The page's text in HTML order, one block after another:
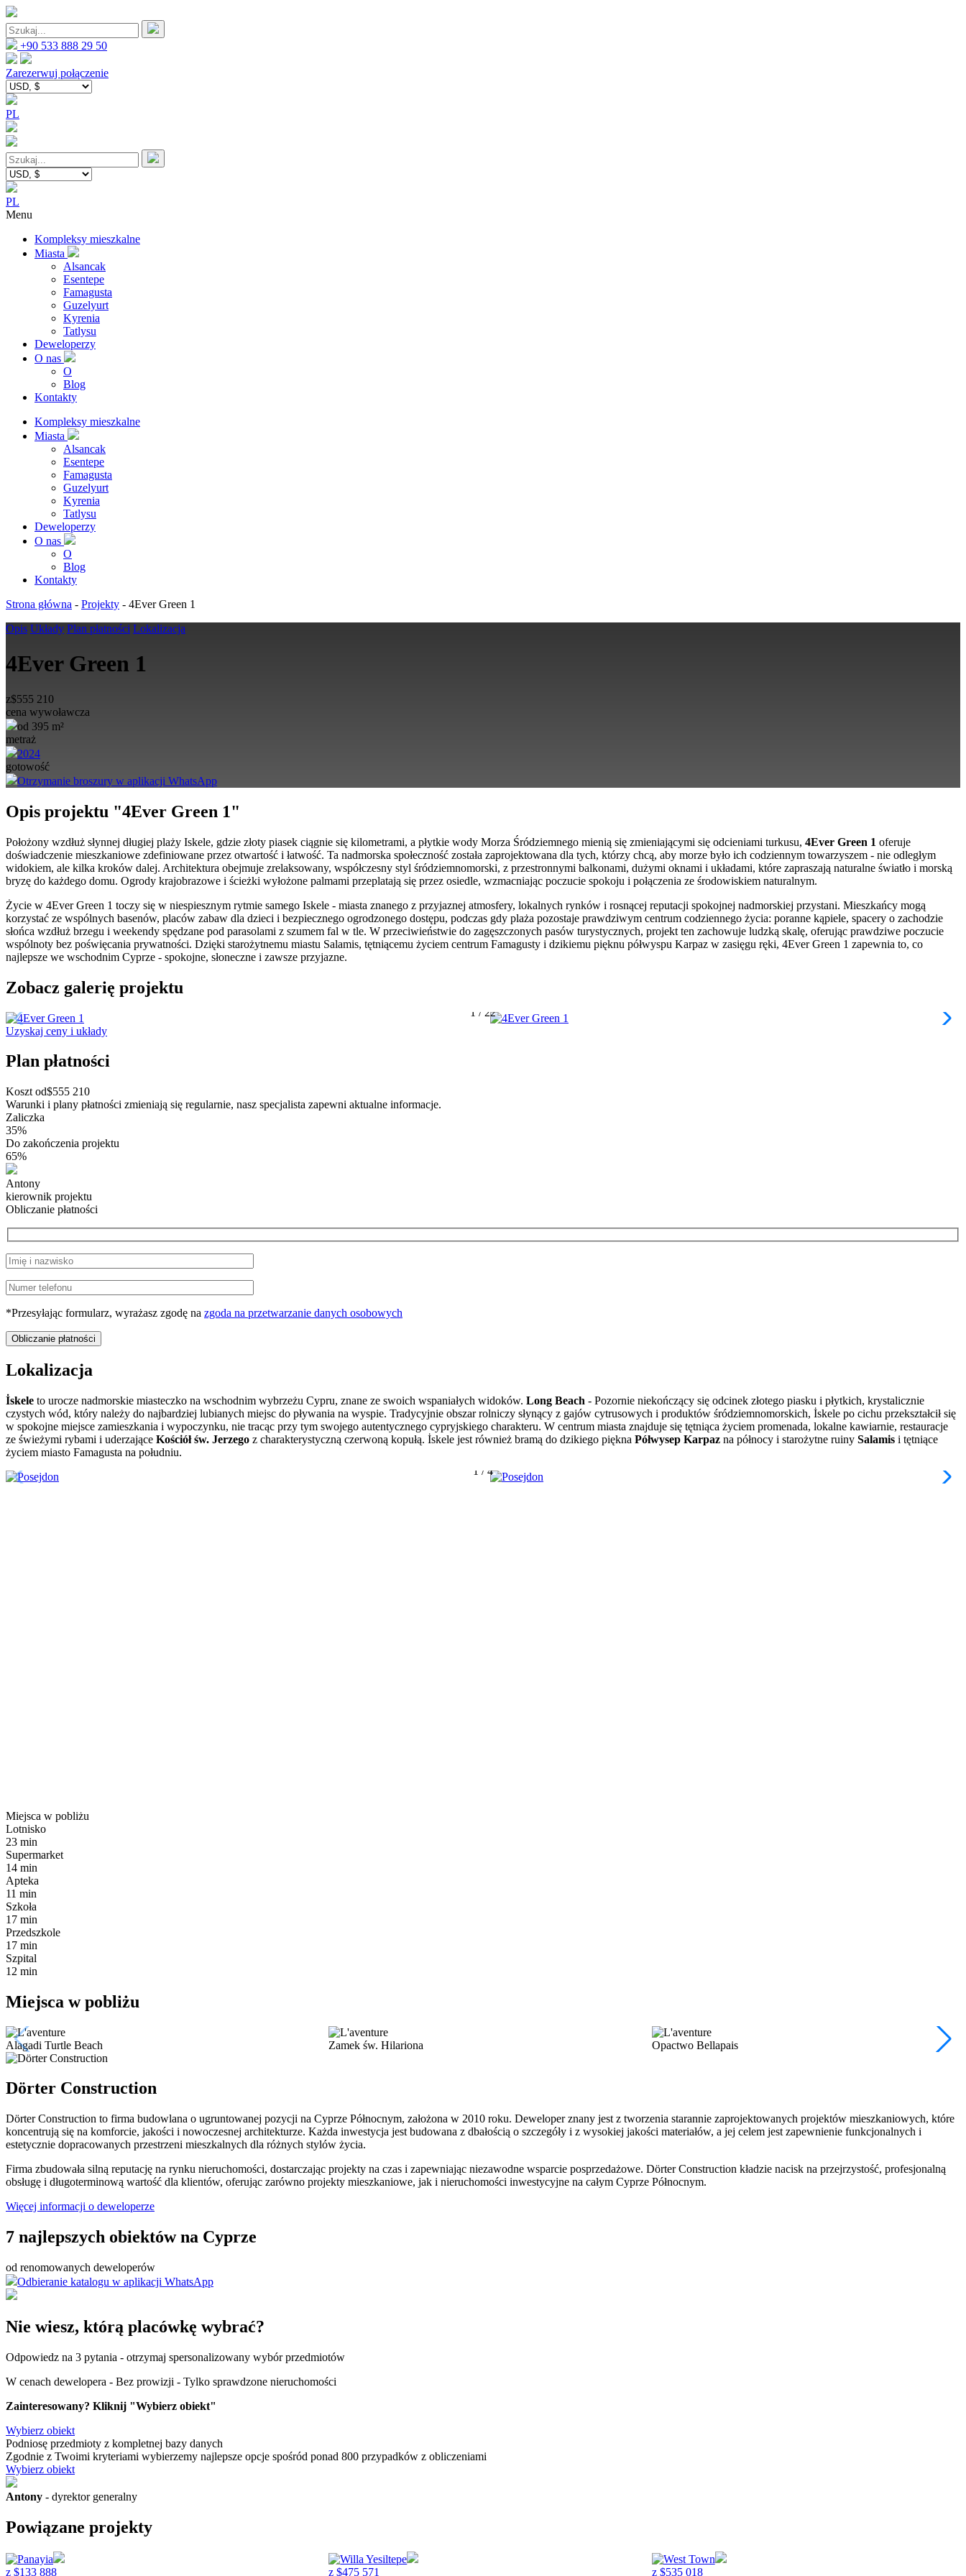
+90 533 888 29 50
Zarezerwuj połączenie
PL
PL
Menu
Kompleksy mieszkalne
Miasta
Alsancak
Esentepe
Famagusta
Guzelyurt
Kyrenia
Tatlysu
Deweloperzy
O nas
O
Blog
Kontakty
Kompleksy mieszkalne
Miasta
Alsancak
Esentepe
Famagusta
Guzelyurt
Kyrenia
Tatlysu
Deweloperzy
O nas
O
Blog
Kontakty
Strona główna - Projekty - 4Ever Green 1
Opis Układy Plan płatności Lokalizacja
4Ever Green 1
z$555 210
cena wywoławcza
od 395 m²
metraż
2024
gotowość
Otrzymanie broszury w aplikacji WhatsApp
Opis projektu "4Ever Green 1"
Położony wzdłuż słynnej długiej plaży Iskele, gdzie złoty piasek ciągnie się kilometrami, a płytkie wody Morza Śródziemnego mienią się zmieniającymi się odcieniami turkusu, 4Ever Green 1 oferuje
doświadczenie mieszkaniowe zdefiniowane przez otwartość i łatwość. Ta nadmorska społeczność została zaprojektowana dla tych, którzy chcą, aby morze było ich codziennym towarzyszem - nie odległym
widokiem, ale kilka kroków dalej. Architektura obejmuje zrelaksowany, współczesny styl śródziemnomorski, z przestronnymi balkonami, dużymi oknami i układami, które zapraszają naturalne światło i morską
bryzę do każdego domu. Ogrody krajobrazowe i ścieżki wyłożone palmami przeplatają się przez osiedle, wzmacniając poczucie spokoju i połączenia ze środowiskiem naturalnym.
Życie w 4Ever Green 1 toczy się w niespiesznym rytmie samego Iskele - miasta znanego z przyjaznej atmosfery, lokalnych rynków i rosnącej reputacji spokojnej nadmorskiej przystani. Mieszkańcy mogą
korzystać ze wspólnych basenów, placów zabaw dla dzieci i bezpiecznego ogrodzonego dostępu, podczas gdy plaża pozostaje prawdziwym centrum codziennego życia: poranne kąpiele, spacery o zachodzie
słońca wzdłuż brzegu i weekendy spędzane pod parasolami z szumem fal w tle. W przeciwieństwie do zagęszczonych pasów turystycznych, projekt ten zachowuje ludzką skalę, oferując prawdziwe poczucie
wspólnoty bez poświęcania prywatności. Dzięki starożytnemu miastu Salamis, tętniącemu życiem centrum Famagusty i dzikiemu pięknu półwyspu Karpaz w zasięgu ręki, 4Ever Green 1 zapewnia to, co
najlepsze we wschodnim Cyprze - spokojne, słoneczne i zawsze przyjazne.
Zobacz galerię projektu
1 / 22
Uzyskaj ceny i układy
Plan płatności
Koszt od$555 210
Warunki i plany płatności zmieniają się regularnie, nasz specjalista zapewni aktualne informacje.
Zaliczka
35%
Do zakończenia projektu
65%
Antony
kierownik projektu
Obliczanie płatności
*Przesyłając formularz, wyrażasz zgodę na zgoda na przetwarzanie danych osobowych
Lokalizacja
İskele to urocze nadmorskie miasteczko na wschodnim wybrzeżu Cypru, znane ze swoich wspaniałych widoków. Long Beach - Pozornie niekończący się odcinek złotego piasku i płytkich, krystalicznie
czystych wód, który należy do najbardziej lubianych miejsc do pływania na wyspie. Tradycyjnie obszar rolniczy słynący z gajów cytrusowych i produktów śródziemnomorskich, İskele po cichu przekształcił się
w spokojne miejsce zamieszkania i wypoczynku, nie tracąc przy tym swojego autentycznego cypryjskiego charakteru. W centrum miasta znajduje się tętniąca życiem promenada, lokalne kawiarnie, restauracje
ze świeżymi rybami i uderzające Kościół św. Jerzego z charakterystyczną czerwoną kopułą. İskele jest również bramą do dzikiego piękna Półwysep Karpaz na północy i starożytne ruiny Salamis i tętniące
życiem miasto Famagusta na południu.
1 / 4
Miejsca w pobliżu
Lotnisko
23 min
Supermarket
14 min
Apteka
11 min
Szkoła
17 min
Przedszkole
17 min
Szpital
12 min
Miejsca w pobliżu
Alagadi Turtle Beach Zamek św. Hilariona Opactwo Bellapais
Dörter Construction
Dörter Construction to firma budowlana o ugruntowanej pozycji na Cyprze Północnym, założona w 2010 roku. Deweloper znany jest z tworzenia starannie zaprojektowanych projektów mieszkaniowych, które
koncentrują się na komforcie, jakości i nowoczesnej architekturze. Każda inwestycja jest budowana z dbałością o szczegóły i z wysokiej jakości materiałów, a jej celem jest zapewnienie funkcjonalnych i
estetycznie dopracowanych przestrzeni mieszkalnych dla różnych stylów życia.
Firma zbudowała silną reputację na rynku nieruchomości, dostarczając projekty na czas i zapewniając niezawodne wsparcie posprzedażowe. Dörter Construction kładzie nacisk na przejrzystość, profesjonalną
obsługę i długoterminową wartość dla klientów, oferując zarówno projekty mieszkaniowe, jak i nieruchomości inwestycyjne na całym Cyprze Północnym.
Więcej informacji o deweloperze
7 najlepszych obiektów na Cyprze
od renomowanych deweloperów
Odbieranie katalogu w aplikacji WhatsApp
Nie wiesz, którą placówkę wybrać?
Odpowiedz na 3 pytania - otrzymaj spersonalizowany wybór przedmiotów
W cenach dewelopera - Bez prowizji - Tylko sprawdzone nieruchomości
Zainteresowany? Kliknij "Wybierz obiekt"
Wybierz obiekt
Podniosę przedmioty z kompletnej bazy danych
Zgodnie z Twoimi kryteriami wybierzemy najlepsze opcje spośród ponad 800 przypadków z obliczeniami
Wybierz obiekt
Antony - dyrektor generalny
Powiązane projekty
z $133 888 z$475 571 z $535 018